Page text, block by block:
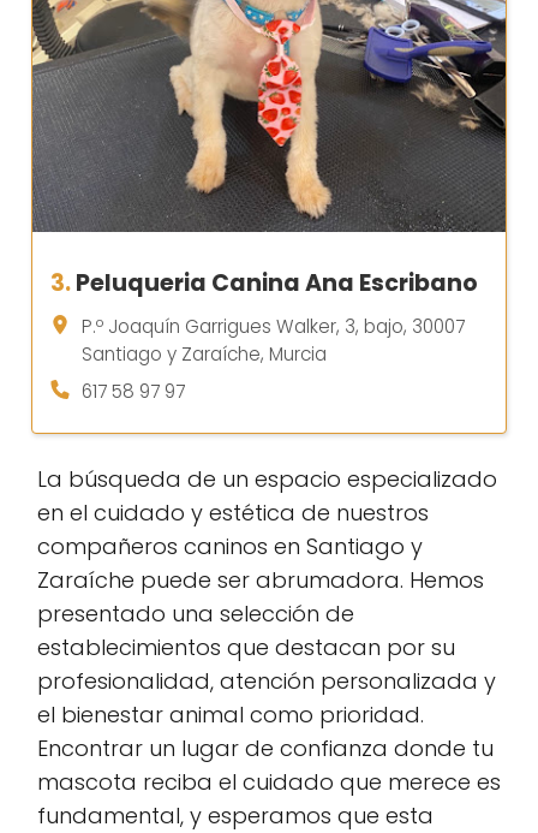
3.Peluqueria Canina Ana Escribano
P.º Joaquín Garrigues Walker, 3, bajo, 30007
Santiago y Zaraíche, Murcia
617 58 97 97
La búsqueda de un espacio especializado
en el cuidado y estética de nuestros
compañeros caninos en Santiago y
Zaraíche puede ser abrumadora. Hemos
presentado una selección de
establecimientos que destacan por su
profesionalidad, atención personalizada y
el bienestar animal como prioridad.
Encontrar un lugar de confianza donde tu
mascota reciba el cuidado que merece es
fundamental, y esperamos que esta